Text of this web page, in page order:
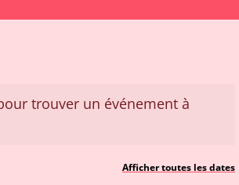
trouver un événement à
Afficher toutes les dates